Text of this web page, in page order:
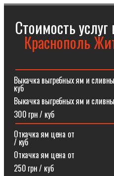
Стоимость
Краснополь
Выкачка выгребных ям и
куб
Выкачка выгребных ям и
300 грн / куб
Откачка ям цена от
/ куб
Откачка ям цена от
250 грн / куб